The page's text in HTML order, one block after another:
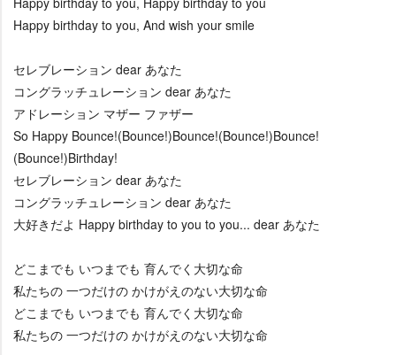
Happy birthday to you, And wish your smile
セレブレーション dear あなた
コングラッチュレーション dear あなた
アドレーション マザー ファザー
So Happy Bounce!(Bounce!)Bounce!(Bounce!)Bounce!
(Bounce!)Birthday!
セレブレーション dear あなた
コングラッチュレーション dear あなた
大好きだよ Happy birthday to you to you... dear あなた
どこまでも いつまでも 育んでく大切な命
私たちの 一つだけの かけがえのない大切な命
どこまでも いつまでも 育んでく大切な命
私たちの 一つだけの かけがえのない大切な命